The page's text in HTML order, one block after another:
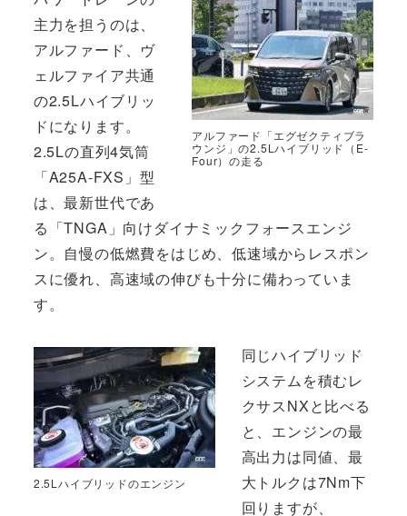
アルファード「エグゼクティブラ
ウンジ」の2.5Lハイブリッド（E-
Four）の走る
主力を担うのは、
アルファード、ヴ
ェルファイア共通
の2.5Lハイブリッ
ドになります。
2.5Lの直列4気筒
「A25A-FXS」型
は、最新世代であ
る「TNGA」向けダイナミックフォースエンジ
ン。自慢の低燃費をはじめ、低速域からレスポン
スに優れ、高速域の伸びも十分に備わっていま
す。
2.5Lハイブリッドのエンジン
同じハイブリッド
システムを積むレ
クサスNXと比べる
と、エンジンの最
高出力は同値、最
大トルクは7Nm下
回りますが、